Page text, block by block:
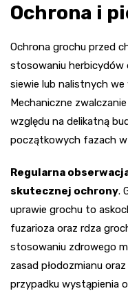
Ochrona i
Ochrona grochu przed
stosowaniu herbicydów
siewie lub nalistnych
Mechaniczne
względu na delikatną
początkowych fazach
Regularna
skutecznej ochrony.
uprawie grochu to
fuzarioza oraz rdza
stosowaniu zdrowego
zasad płodozmianu
przypadku wystąpienia